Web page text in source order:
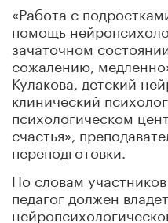
«Работа с
помощь
зачаточном
сожалению,
Кулакова, детский
клинический
психологическом
счастья»,
переподготовки.
По словам
педагог должен